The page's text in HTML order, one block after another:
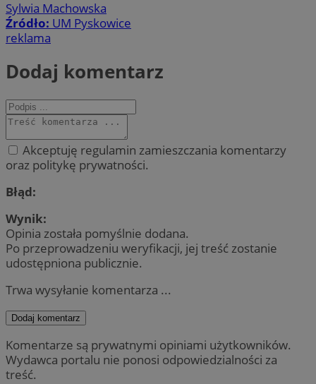
Sylwia Machowska
Źródło: UM Pyskowice
reklama
Dodaj komentarz
Akceptuję regulamin zamieszczania komentarzy
oraz politykę prywatności.
Błąd:
Wynik:
Opinia została pomyślnie dodana.
Po przeprowadzeniu weryfikacji, jej treść zostanie
udostępniona publicznie.
Trwa wysyłanie komentarza ...
Dodaj komentarz
Komentarze są prywatnymi opiniami użytkowników.
Wydawca portalu nie ponosi odpowiedzialności za
treść.